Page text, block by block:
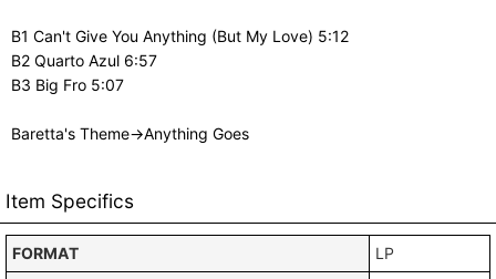
B1 Can't Give You Anything (But My Love) 5:12
B2 Quarto Azul 6:57
B3 Big Fro 5:07
Baretta's Theme→Anything Goes
Item Specifics
FORMAT
LP